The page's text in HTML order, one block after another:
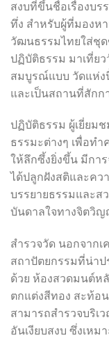
สงบที่ขึ้นชื่อเรื่องบร
ทึ่ง สำหรับผู้ที่มองห
วัฒนธรรมไทยใส่ชุ
ปฏิบัติธรรม มาเที่ย
สมบูรณ์แบบ วัดแห่ง
และเป็นสถานที่สัก
ปฏิบัติธรรม ผู้เยี่ยม
ธรรมะต่างๆ เพื่อท
ให้ลึกซึ้งยิ่งขึ้น มีกา
ได้ปลูกฝังสติและคว
บรรยายธรรมและส
บันดาลใจทางจิตวิ
สำรวจวัด นอกจากเ
สถาปัตยกรรมที่น่า
ด้วย ห้องสวดมนต์ห
ตกแต่งสีทอง สะท้อ
สามารถสำรวจบริเ
อันเงียบสงบ ซึ่งเหม